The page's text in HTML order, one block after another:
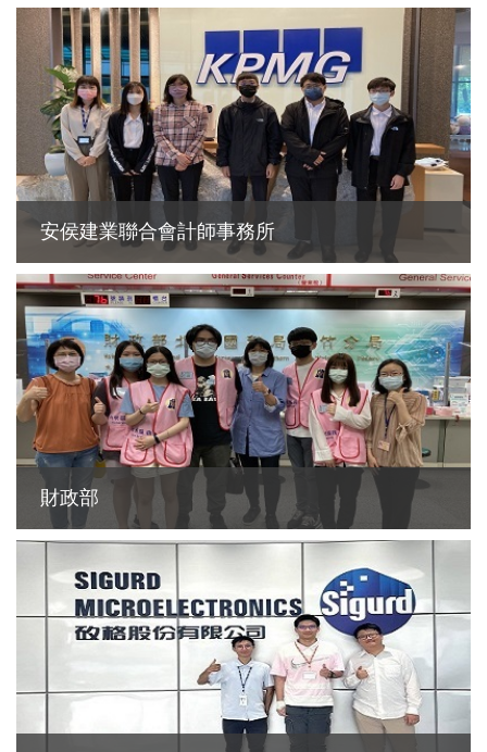
安侯建業聯合會計師事務所
財政部